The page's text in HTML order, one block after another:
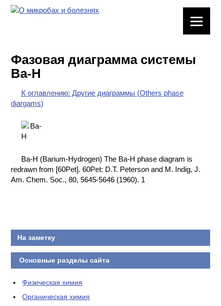
ХИМИЧЕСКАЯ
ПОСУДА
ВРЕДНЫЕ
ФАКТОРЫ
ХИМИЯ НА
КОНТАКТЫ
Фазовая диаграмма системы
Ba-H
К оглавлению: Другие диаграммы (Others phase
diargams)
Ba-H (Barium-Hydrogen) The Ba-H phase diagram is
redrawn from [60Pet]. 60Pet: D.T. Peterson and M. Indig, J.
Am. Chem. Soc., 80, 5645-5646 (1960). 1
На заметку
Основные разделы сайта
Физическая химия
Органическая химия